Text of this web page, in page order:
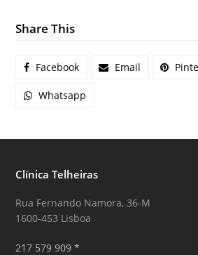
Share This
Facebook Email
Whatsapp
Clínica Telheiras
Rua Fernando Namora, 36-M
1600-453 Lisboa
217 579 909 *